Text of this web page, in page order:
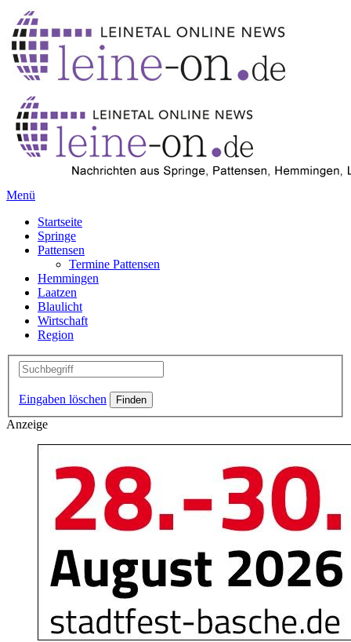
Menü
Startseite
Springe
Pattensen
Termine Pattensen
Hemmingen
Laatzen
Blaulicht
Wirtschaft
Region
Eingaben löschen
Anzeige